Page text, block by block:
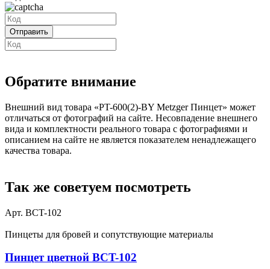
Обратите внимание
Внешний вид товара «PT-600(2)-BY Metzger Пинцет» может
отличаться от фотографий на сайте. Несовпадение внешнего
вида и комплектности реального товара с фотографиями и
описанием на сайте не является показателем ненадлежащего
качества товара.
Так же советуем посмотреть
Арт. BCT-102
Пинцеты для бровей и сопутствующие материалы
Пинцет цветной BCT-102